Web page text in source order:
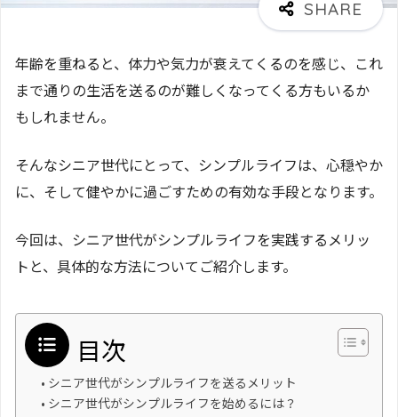
年齢を重ねると、体力や気力が衰えてくるのを感じ、これ
まで通りの生活を送るのが難しくなってくる方もいるか
もしれません。
そんなシニア世代にとって、シンプルライフは、心穏やか
に、そして健やかに過ごすための有効な手段となります。
今回は、シニア世代がシンプルライフを実践するメリッ
トと、具体的な方法についてご紹介します。
目次
シニア世代がシンプルライフを送るメリット
シニア世代がシンプルライフを始めるには？